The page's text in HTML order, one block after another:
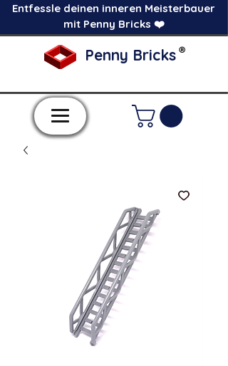
Entfessle deinen inneren Meisterbauer
mit Penny Bricks ❤️
Penny Bricks ®